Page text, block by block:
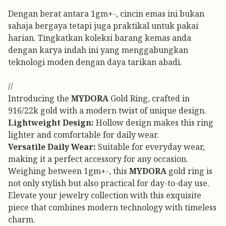
Dengan berat antara 1gm+-, cincin emas ini bukan
sahaja bergaya tetapi juga praktikal untuk pakai
harian. Tingkatkan koleksi barang kemas anda
dengan karya indah ini yang menggabungkan
teknologi moden dengan daya tarikan abadi.
//
Introducing the MYDORA Gold Ring, crafted in
916/22k gold with a modern twist of unique design.
Lightweight Design: Hollow design makes this ring
lighter and comfortable for daily wear.
Versatile Daily Wear: Suitable for everyday wear,
making it a perfect accessory for any occasion.
Weighing between 1gm+-, this MYDORA gold ring is
not only stylish but also practical for day-to-day use.
Elevate your jewelry collection with this exquisite
piece that combines modern technology with timeless
charm.